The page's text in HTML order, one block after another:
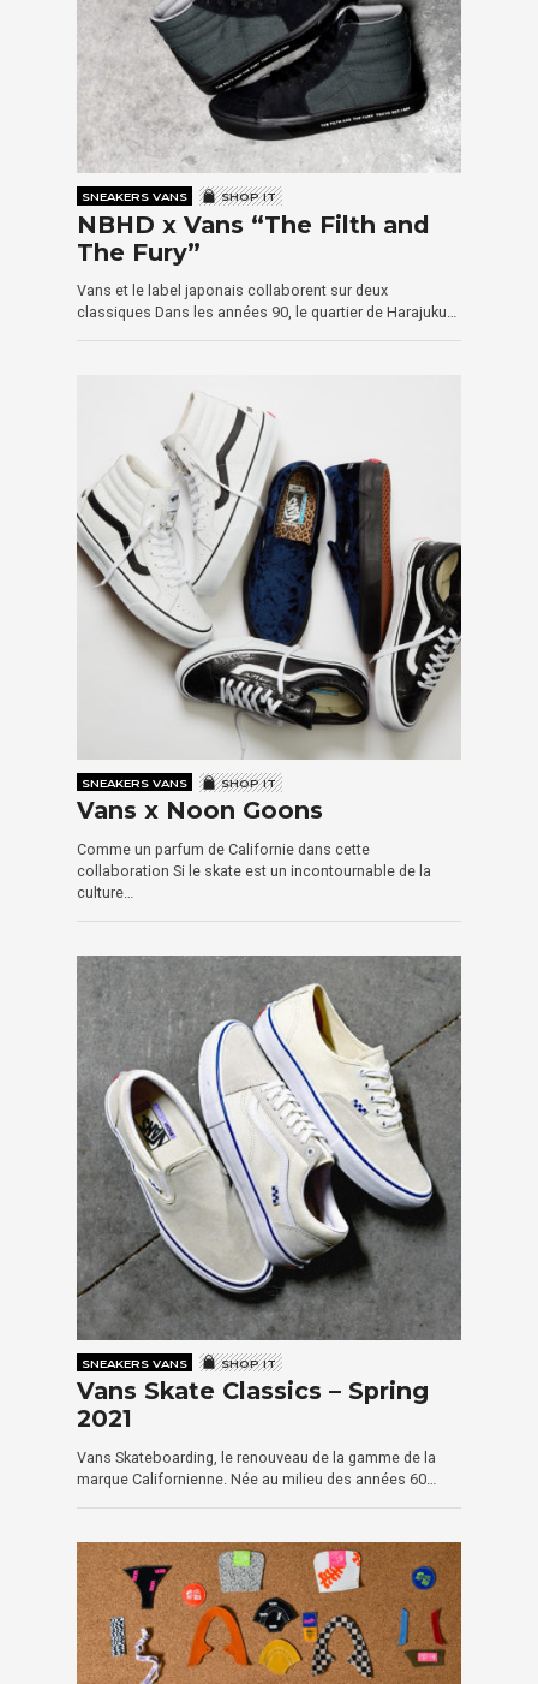
SNEAKERS VANS SHOP IT
NBHD x Vans “The Filth and
The Fury”
Vans et le label japonais collaborent sur deux
classiques Dans les années 90, le quartier de Harajuku…
SNEAKERS VANS SHOP IT
Vans x Noon Goons
Comme un parfum de Californie dans cette
collaboration Si le skate est un incontournable de la
culture…
SNEAKERS VANS SHOP IT
Vans Skate Classics – Spring
2021
Vans Skateboarding, le renouveau de la gamme de la
marque Californienne. Née au milieu des années 60…